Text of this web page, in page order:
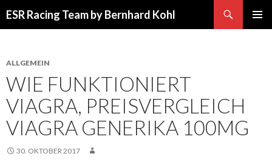
ESR Racing Team by Bernhard Kohl
ALLGEMEIN
WIE FUNKTIONIERT
VIAGRA, PREISVERGLEICH
VIAGRA GENERIKA 100MG
30. OKTOBER 2017